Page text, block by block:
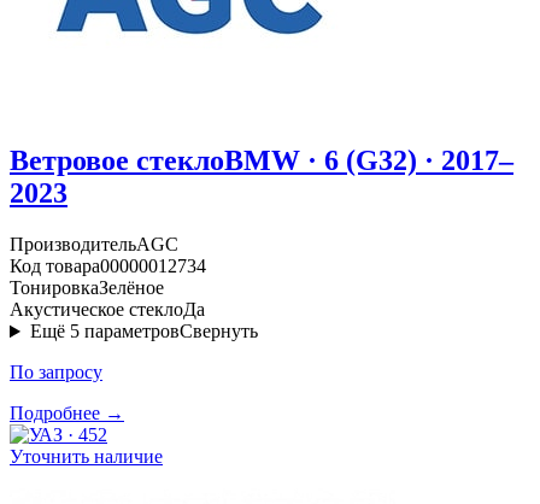
Ветровое стеклоBMW · 6 (G32) · 2017–
2023
ПроизводительAGC
Код товара00000012734
ТонировкаЗелёное
Акустическое стеклоДа
Ещё 5 параметровСвернуть
По запросу
Подробнее →
Уточнить наличие